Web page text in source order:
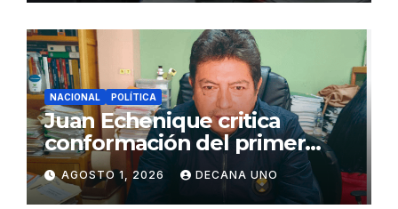
NACIONAL POLÍTICA
Juan Echenique critica
conformación del primer
gabinete ministerial de Keiko
Fujimori
AGOSTO 1, 2026 DECANA UNO